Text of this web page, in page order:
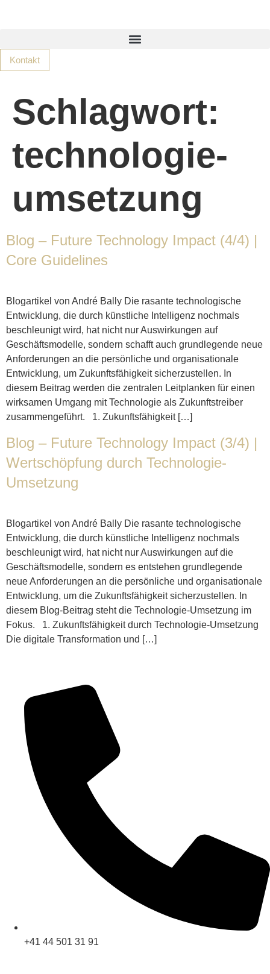
Kontakt
Schlagwort:
technologie-
umsetzung
Blog – Future Technology Impact (4/4) |
Core Guidelines
Blogartikel von André Bally Die rasante technologische
Entwicklung, die durch künstliche Intelligenz nochmals
beschleunigt wird, hat nicht nur Auswirkungen auf
Geschäftsmodelle, sondern schafft auch grundlegende neue
Anforderungen an die persönliche und organisationale
Entwicklung, um Zukunftsfähigkeit sicherzustellen. In
diesem Beitrag werden die zentralen Leitplanken für einen
wirksamen Umgang mit Technologie als Zukunftstreiber
zusammengeführt. 1. Zukunftsfähigkeit […]
Blog – Future Technology Impact (3/4) |
Wertschöpfung durch Technologie-
Umsetzung
Blogartikel von André Bally Die rasante technologische
Entwicklung, die durch künstliche Intelligenz nochmals
beschleunigt wird, hat nicht nur Auswirkungen auf die
Geschäftsmodelle, sondern es entstehen grundlegende
neue Anforderungen an die persönliche und organisationale
Entwicklung, um die Zukunftsfähigkeit sicherzustellen. In
diesem Blog-Beitrag steht die Technologie-Umsetzung im
Fokus. 1. Zukunftsfähigkeit durch Technologie-Umsetzung
Die digitale Transformation und […]
+41 44 501 31 91